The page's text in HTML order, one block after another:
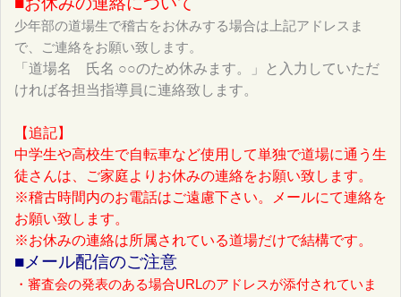
少年部の道場生で稽古をお休みする場合は上記アドレスま
で、ご連絡をお願い致します。
「道場名 氏名 ○○のため休みます。」と入力していただ
ければ各担当指導員に連絡致します。
【追記】
中学生や高校生で自転車など使用して単独で道場に通う生
徒さんは、ご家庭よりお休みの連絡をお願い致します。
※稽古時間内のお電話はご遠慮下さい。メールにて連絡を
お願い致します。
※お休みの連絡は所属されている道場だけで結構です。
■メール配信のご注意
・審査会の発表のある場合URLのアドレスが添付されていま